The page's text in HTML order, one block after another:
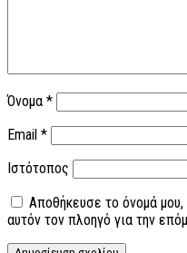
Όνομα *
Email *
Ιστότοπος
Αποθήκευσε το όνομά
αυτόν τον πλοηγό για την